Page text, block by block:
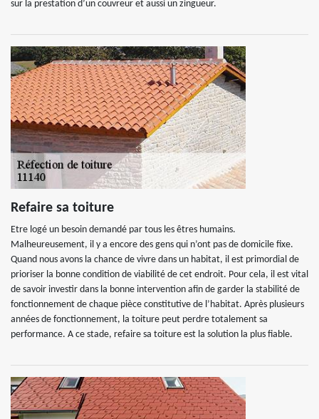
sur la prestation d’un couvreur et aussi un zingueur.
Refaire sa toiture
Etre logé un besoin demandé par tous les êtres humains.
Malheureusement, il y a encore des gens qui n’ont pas de domicile fixe.
Quand nous avons la chance de vivre dans un habitat, il est primordial de
prioriser la bonne condition de viabilité de cet endroit. Pour cela, il est vital
de savoir investir dans la bonne intervention afin de garder la stabilité de
fonctionnement de chaque pièce constitutive de l’habitat. Après plusieurs
années de fonctionnement, la toiture peut perdre totalement sa
performance. A ce stade, refaire sa toiture est la solution la plus fiable.